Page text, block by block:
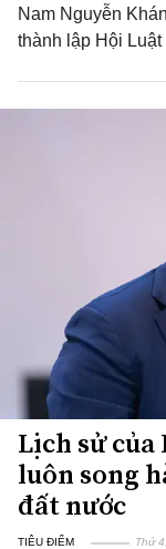
Nam Nguyễn
thành lập Hội
Lịch sử
luôn song
đất nước
TIÊU ĐIỂM Thứ